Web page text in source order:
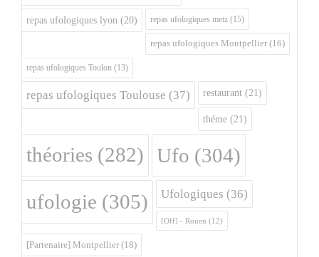
repas ufologiques lyon (20) repas ufologiques metz (15)
repas ufologiques Montpellier (16)
repas ufologiques Toulon (13)
repas ufologiques Toulouse (37) restaurant (21)
théme (21)
théories (282) Ufo (304)
ufologie (305) Ufologiques (36)
[Off] - Rouen (12)
[Partenaire] Montpellier (18)